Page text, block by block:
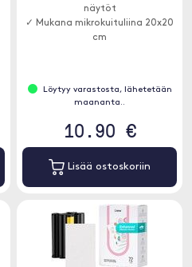
näytöt
✓ Mukana mikrokuituliina 20x20
cm
Löytyy varastosta, lähetetään
maananta..
10.90 €
Lisää ostoskoriin